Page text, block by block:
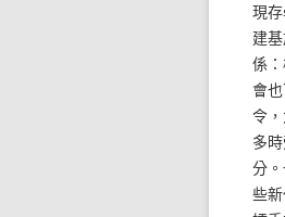
現
建
係
會
令
多
分
些